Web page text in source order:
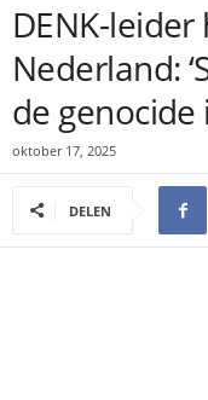
DENK-
Nederland:
de genocide
oktober 17, 2025
DELEN